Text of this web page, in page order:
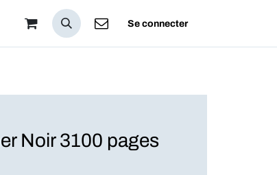
Se connecter
Noir 3100 pages